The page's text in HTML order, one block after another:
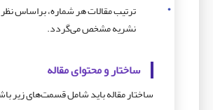
ترتیب مقالات هر شماره، براساس
نشریه مشخص می‌گردد.
ساختار و محتوای مقاله
ساختار مقاله باید شامل قسمت‌های زیر